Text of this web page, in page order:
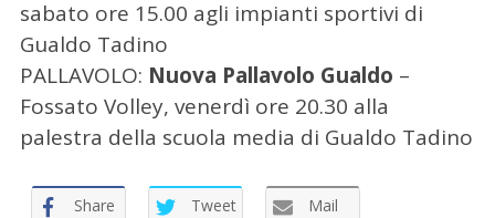
sabato ore 15.00 agli impianti sportivi di
Gualdo Tadino
PALLAVOLO: Nuova Pallavolo Gualdo –
Fossato Volley, venerdì ore 20.30 alla
palestra della scuola media di Gualdo Tadino
Share Tweet Mail
r